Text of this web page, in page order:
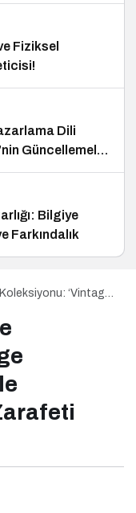
Fiziksel
Dili
Güncellemeleri
Bilgiye
Farkındalık
‘Vintage